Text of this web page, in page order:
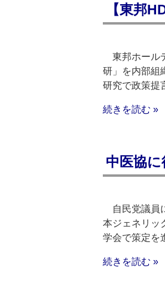
【東邦
東邦ホール
研」を内部組
研究で政策提
続きを読む »
中医協
自民党議員
本ジェネリッ
学会で策定を
続きを読む »